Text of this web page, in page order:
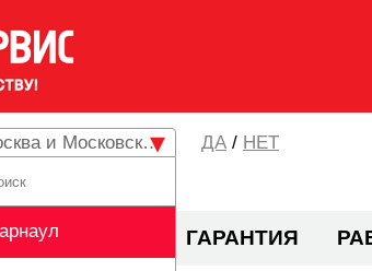
и Московская область/ НЕТ
ГАРАНТИЯ